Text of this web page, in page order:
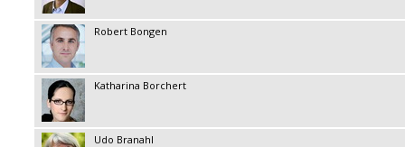
Robert Bongen
Katharina Borchert
Udo Branahl